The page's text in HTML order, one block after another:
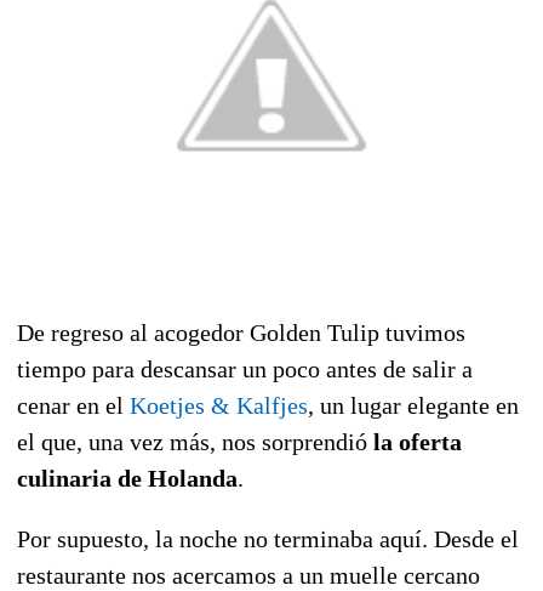
De regreso al acogedor Golden Tulip tuvimos
tiempo para descansar un poco antes de salir a
cenar en el Koetjes & Kalfjes, un lugar elegante en
el que, una vez más, nos sorprendió la oferta
culinaria de Holanda.
Por supuesto, la noche no terminaba aquí. Desde el
restaurante nos acercamos a un muelle cercano